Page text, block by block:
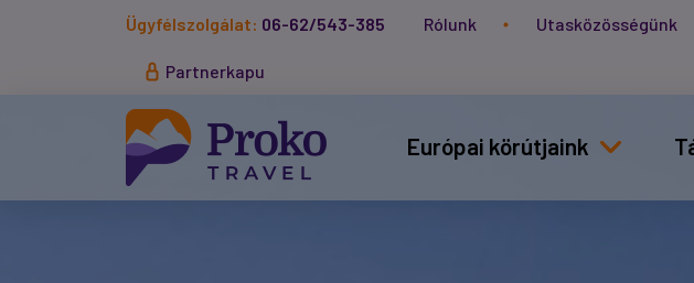
Ügyfélszolgálat: 06-62/543-385 Rólunk Utasközösségünk
Partnerkapu
Európai körútjaink